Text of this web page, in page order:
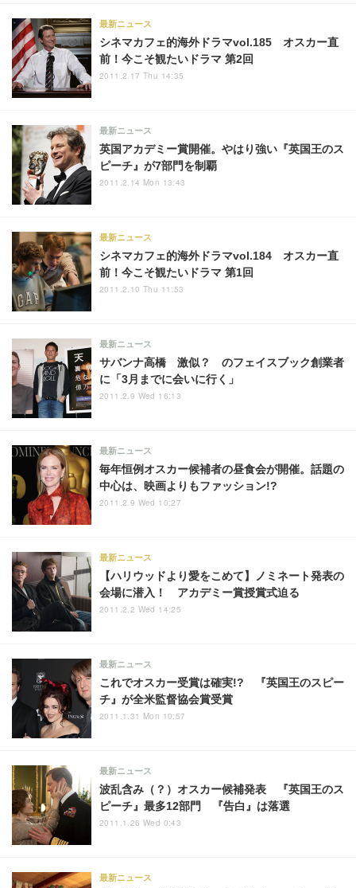
シネマカフェ的海外ドラマvol.185 オスカー直
前！今こそ観たいドラマ 第2回
最新ニュース
2011.2.17 Thu 14:35
英国アカデミー賞開催。やはり強い『英国王のス
ピーチ』が7部門を制覇
最新ニュース
2011.2.14 Mon 13:43
シネマカフェ的海外ドラマvol.184 オスカー直
前！今こそ観たいドラマ 第1回
最新ニュース
2011.2.10 Thu 11:53
サバンナ高橋 激似？ のフェイスブック創業者
に「3月までに会いに行く」
最新ニュース
2011.2.9 Wed 16:13
毎年恒例オスカー候補者の昼食会が開催。話題の
中心は、映画よりもファッション!?
最新ニュース
2011.2.9 Wed 10:27
【ハリウッドより愛をこめて】ノミネート発表の
会場に潜入！ アカデミー賞授賞式迫る
最新ニュース
2011.2.2 Wed 14:25
これでオスカー受賞は確実!? 『英国王のスピー
チ』が全米監督協会賞受賞
最新ニュース
2011.1.31 Mon 10:57
波乱含み（？）オスカー候補発表 『英国王のス
ピーチ』最多12部門 『告白』は落選
最新ニュース
2011.1.26 Wed 0:43
最新ニュース